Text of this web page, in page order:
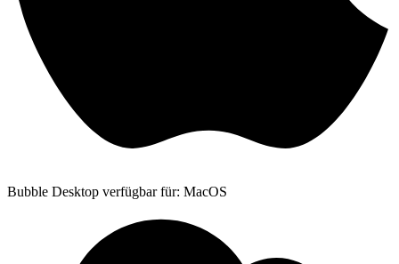
Bubble Desktop verfügbar für: MacOS